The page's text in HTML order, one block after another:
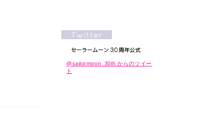
@sailormoon_30th からのツイー
ト